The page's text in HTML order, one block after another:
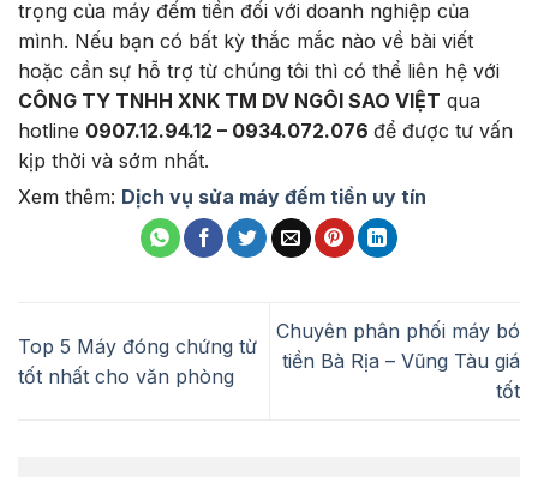
trọng của máy đếm tiền đối với doanh nghiệp của
mình. Nếu bạn có bất kỳ thắc mắc nào về bài viết
hoặc cần sự hỗ trợ từ chúng tôi thì có thể liên hệ với
CÔNG TY TNHH XNK TM DV NGÔI SAO VIỆT qua
hotline 0907.12.94.12 – 0934.072.076 để được tư vấn
kịp thời và sớm nhất.
Xem thêm: Dịch vụ sửa máy đếm tiền uy tín
Top 5 Máy đóng chứng từ
tốt nhất cho văn phòng
Chuyên phân phối máy bó
tiền Bà Rịa – Vũng Tàu giá
tốt